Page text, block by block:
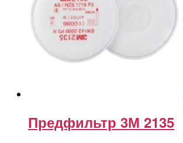
Предфильтр 3М 2135